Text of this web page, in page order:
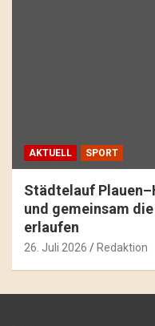
AKTUELL SPORT
Städtelauf
und gemeinsam
erlaufen
26. Juli 2026 Redaktion